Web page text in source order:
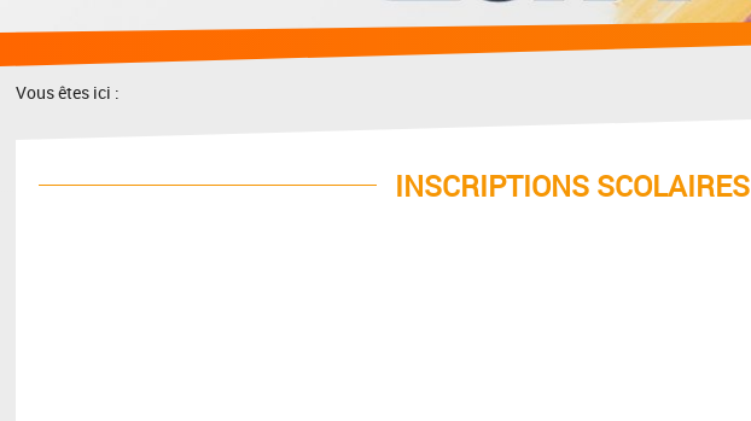
Vous êtes ici :
INSCRIPTIONS SCOLAIRES